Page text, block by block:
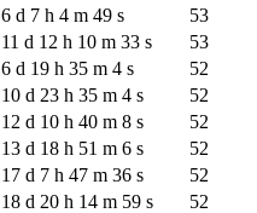
6 d 7 h 4 m 49 s
53
11 d 12 h 10 m 33 s
53
6 d 19 h 35 m 4 s
52
10 d 23 h 35 m 4 s
52
12 d 10 h 40 m 8 s
52
13 d 18 h 51 m 6 s
52
17 d 7 h 47 m 36 s
52
18 d 20 h 14 m 59 s
52